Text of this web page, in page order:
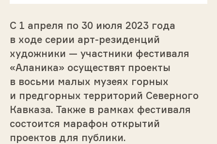
С 1 апреля по 30 июля 2023 года
в ходе серии арт-резиденций
художники — участники фестиваля
«Аланика» осуществят проекты
в восьми малых музеях горных
и предгорных территорий Северного
Кавказа. Также в рамках фестиваля
состоится марафон открытий
проектов для публики.